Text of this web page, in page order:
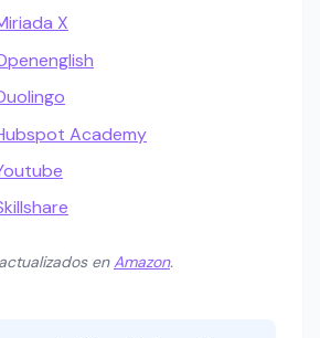
X
Academy
enAmazon.